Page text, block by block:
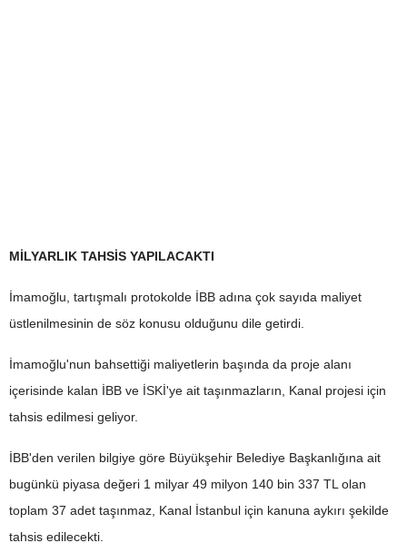
MİLYARLIK TAHSİS YAPILACAKTI
İmamoğlu, tartışmalı protokolde İBB adına çok sayıda maliyet
üstlenilmesinin de söz konusu olduğunu dile getirdi.
İmamoğlu'nun bahsettiği maliyetlerin başında da proje alanı
içerisinde kalan İBB ve İSKİ'ye ait taşınmazların, Kanal projesi için
tahsis edilmesi geliyor.
İBB'den verilen bilgiye göre Büyükşehir Belediye Başkanlığına ait
bugünkü piyasa değeri 1 milyar 49 milyon 140 bin 337 TL olan
toplam 37 adet taşınmaz, Kanal İstanbul için kanuna aykırı şekilde
tahsis edilecekti.